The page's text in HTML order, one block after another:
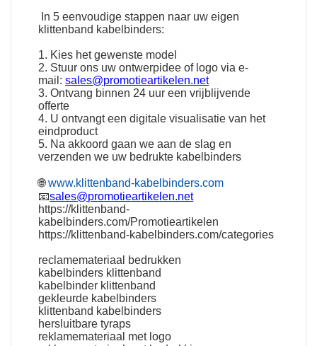
In 5 eenvoudige stappen naar uw eigen
klittenband kabelbinders:
1. Kies het gewenste model
2. Stuur ons uw ontwerpidee of logo via e-
mail:sales@promotieartikelen.net
3. Ontvang binnen 24 uur een vrijblijvende
offerte
4. U ontvangt een digitale visualisatie van het
eindproduct
5. Na akkoord gaan we aan de slag en
verzenden we uw bedrukte kabelbinders
🌐www.klittenband-kabelbinders.com
📧sales@promotieartikelen.net
https://klittenband-
kabelbinders.com/Promotieartikelen
https://klittenband-kabelbinders.com/categories
reclamemateriaal bedrukken
kabelbinders klittenband
kabelbinder klittenband
gekleurde kabelbinders
klittenband kabelbinders
hersluitbare tyraps
reklamemateriaal met logo